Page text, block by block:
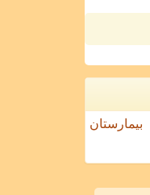
بیمارستان